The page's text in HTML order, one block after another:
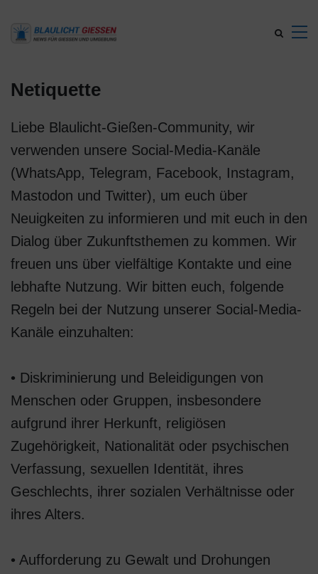
Netiquette
Liebe Blaulicht-Gießen-Community, wir
verwenden unsere Social-Media-Kanäle
(WhatsApp, Telegram, Facebook, Instagram,
Mastodon und Twitter), um euch über
Neuigkeiten zu informieren und mit euch in den
Dialog über Zukunftsthemen zu kommen. Wir
freuen uns über vielfältige Kontakte und eine
lebhafte Nutzung. Wir bitten euch, folgende
Regeln bei der Nutzung unserer Social-Media-
Kanäle einzuhalten:
• Diskriminierung und Beleidigungen von
Menschen oder Gruppen, insbesondere
aufgrund ihrer Herkunft, religiösen
Zugehörigkeit, Nationalität oder psychischen
Verfassung, sexuellen Identität, ihres
Geschlechts, ihrer sozialen Verhältnisse oder
ihres Alters.
• Aufforderung zu Gewalt und Drohungen